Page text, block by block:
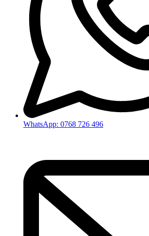
WhatsApp: 0768 726 496